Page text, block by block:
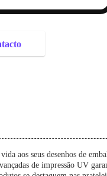
aos seus desenhos de
de impressão UV